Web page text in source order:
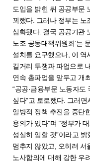
도입을 밝힌 뒤 공공부문
꾀했다. 그러나 정부는 노
심화됐다. 결국 공공기관
노조 공동대책위원회’는
설치를 요구했으나, 이 역
길거리 투쟁과 파업으로
연속 총파업을 앞두고 개
“공공·금융부문 노동자
싶다”고 토로했다. 그러면
일방적 정책 추진을 중단
용의가 있다”며 “정부가
성실히 임할 것”이라고
멈추지 않았고, 오히려 서
노사합의에 대해 강한 우